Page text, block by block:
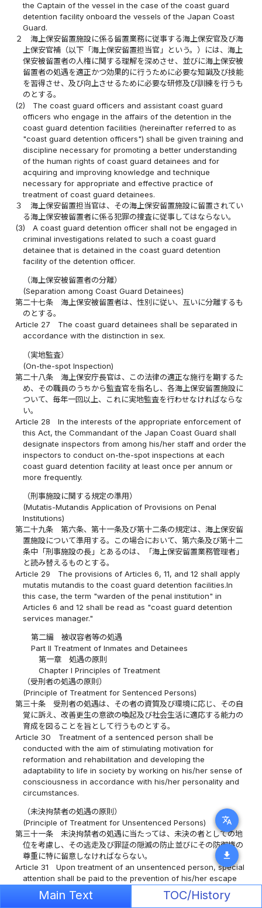
translate
download
the Captain of the vessel in the case of the coast guard
detention facility onboard the vessels of the Japan Coast
Guard.
２
海上保安留置施設に係る留置業務に従事する海上保安官及び海
上保安官補（以下「海上保安留置担当官」という。）には、海上
保安被留置者の人権に関する理解を深めさせ、並びに海上保安被
留置者の処遇を適正かつ効果的に行うために必要な知識及び技能
を習得させ、及び向上させるために必要な研修及び訓練を行うも
のとする。
(2)
The coast guard officers and assistant coast guard
officers who engage in the affairs of the detention in the
coast guard detention facilities (hereinafter referred to as
"coast guard detention officers") shall be given training and
discipline necessary for promoting a better understanding
of the human rights of coast guard detainees and for
acquiring and improving knowledge and technique
necessary for appropriate and effective practice of
treatment of coast guard detainees.
３
海上保安留置担当官は、その海上保安留置施設に留置されてい
る海上保安被留置者に係る犯罪の捜査に従事してはならない。
(3)
A coast guard detention officer shall not be engaged in
criminal investigations related to such a coast guard
detainee that is detained in the coast guard detention
facility of the detention officer.
（海上保安被留置者の分離）
(Separation among Coast Guard Detainees)
第二十七条
海上保安被留置者は、性別に従い、互いに分離するも
のとする。
Article 27
The coast guard detainees shall be separated in
accordance with the distinction in sex.
（実地監査）
(On-the-spot Inspection)
第二十八条
海上保安庁長官は、この法律の適正な施行を期するた
め、その職員のうちから監査官を指名し、各海上保安留置施設に
ついて、毎年一回以上、これに実地監査を行わせなければならな
い。
Article 28
In the interests of the appropriate enforcement of
this Act, the Commandant of the Japan Coast Guard shall
designate inspectors from among his/her staff and order the
inspectors to conduct on-the-spot inspections at each
coast guard detention facility at least once per annum or
more frequently.
（刑事施設に関する規定の準用）
(Mutatis-Mutandis Application of Provisions on Penal
Institutions)
第二十九条
第六条、第十一条及び第十二条の規定は、海上保安留
置施設について準用する。この場合において、第六条及び第十二
条中「刑事施設の長」とあるのは、「海上保安留置業務管理者」
と読み替えるものとする。
Article 29
The provisions of Articles 6, 11, and 12 shall apply
mutatis mutandis to the coast guard detention facilities.In
this case, the term "warden of the penal institution" in
Articles 6 and 12 shall be read as "coast guard detention
services manager."
第二編 被収容者等の処遇
Part II Treatment of Inmates and Detainees
第一章 処遇の原則
Chapter I Principles of Treatment
（受刑者の処遇の原則）
(Principle of Treatment for Sentenced Persons)
第三十条
受刑者の処遇は、その者の資質及び環境に応じ、その自
覚に訴え、改善更生の意欲の喚起及び社会生活に適応する能力の
育成を図ることを旨として行うものとする。
Article 30
Treatment of a sentenced person shall be
conducted with the aim of stimulating motivation for
reformation and rehabilitation and developing the
adaptability to life in society by working on his/her sense of
consciousness in accordance with his/her personality and
circumstances.
（未決拘禁者の処遇の原則）
(Principle of Treatment for Unsentenced Persons)
第三十一条
未決拘禁者の処遇に当たっては、未決の者としての地
位を考慮し、その逃走及び罪証の隠滅の防止並びにその防御権の
尊重に特に留意しなければならない。
Article 31
Upon treatment of an unsentenced person, special
attention shall be paid to the prevention of his/her escape
and destruction of evidence and to the respect for his/her
right of defense, while taking into consideration the status
Main Text TOC/History